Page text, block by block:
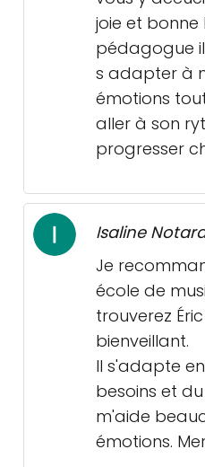
joie et bonne
pédagogue
s adapter à
émotions
aller à son
progresser
Isaline
Je
école de
trouverez
bienveillant.
Il s'adapte
besoins et
m'aide
émotions.